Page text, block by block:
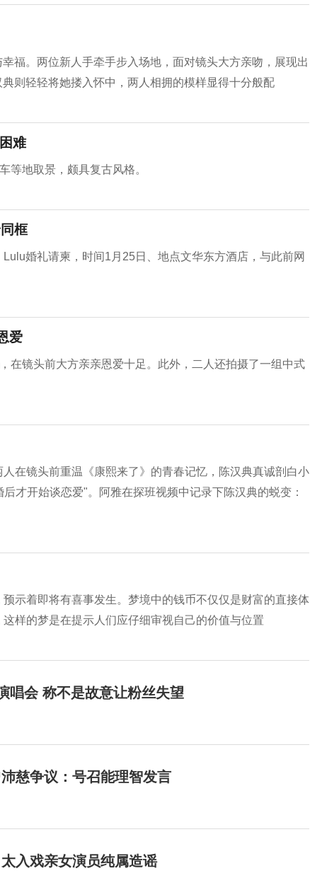
福。两位新人手牵手步入场地，面对镜头大方亲吻，展现出
则轻轻将她搂入怀中，两人相拥的模样显得十分般配
难
等地取景，颇具复古风格。
框
婚礼请柬，时间1月25日、地点文华东方酒店，与此前网
爱
在镜头前大方亲亲恩爱十足。此外，二人还拍摄了一组中式
在镜头前重温《康熙来了》的青春记忆，陈汉典真诚剖白小
才开始谈恋爱"。阿雅在探班视频中记录下陈汉典的蜕变：
示着即将有喜事发生。梦境中的钱币不仅仅是财富的直接体
样的梦是在提示人们应仔细审视自己的价值与位置
唱会 称不是故意让粉丝失望
慈争议：号召能理智发言
入戏亲女演员纯属造谣